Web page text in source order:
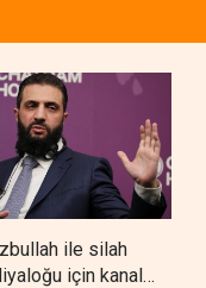
ile silah
için kanal